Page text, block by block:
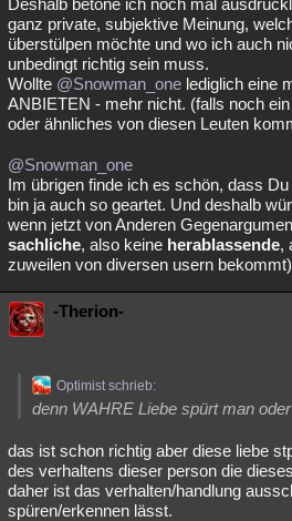
Deshalb betone ich noch mal
ganz private, subjektive Meinung,
überstülpen möchte und wo ich auch
unbedingt richtig sein muss.
Wollte @Snowman_one lediglich eine
ANBIETEN - mehr nicht. (falls noch
oder ähnliches von diesen Leuten
@Snowman_one
Im übrigen finde ich es schön, dass
bin ja auch so geartet. Und deshalb
wenn jetzt von Anderen
sachliche, also keine herablassende,
zuweilen von diversen usern
-Therion-
Optimist schrieb:
denn WAHRE Liebe spürt man
das ist schon richtig aber diese liebe
des verhaltens dieser person die
daher ist das verhalten/handlung
spüren/erkennen lässt.